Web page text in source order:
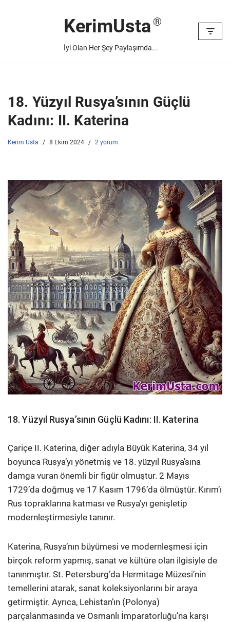
KerimUsta
İyi Olan Her Şey Paylaşımda...
18. Yüzyıl Rusya’sının Güçlü
Kadını: II. Katerina
Kerim Usta 8 Ekim 2024 2 yorum
18. Yüzyıl Rusya’sının Güçlü Kadını: II. Katerina
Çariçe II. Katerina, diğer adıyla Büyük Katerina, 34 yıl
boyunca Rusya’yı yönetmiş ve 18. yüzyıl Rusya’sına
damga vuran önemli bir figür olmuştur. 2 Mayıs
1729’da doğmuş ve 17 Kasım 1796’da ölmüştür. Kırım’ı
Rus topraklarına katması ve Rusya’yı genişletip
modernleştirmesiyle tanınır.
Katerina, Rusya’nın büyümesi ve modernleşmesi için
birçok reform yapmış, sanat ve kültüre olan ilgisiyle de
tanınmıştır. St. Petersburg’da Hermitage Müzesi’nin
temellerini atarak, sanat koleksiyonlarını bir araya
getirmiştir. Ayrıca, Lehistan’ın (Polonya)
parçalanmasında ve Osmanlı İmparatorluğu’na karşı